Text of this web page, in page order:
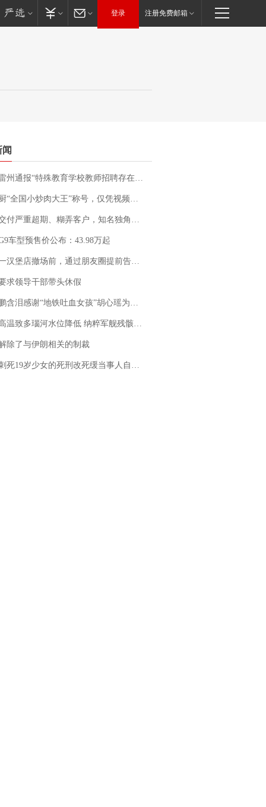
登录 注册免费邮箱
报“特殊教育学校教师招聘存在违规行为”：已启动问责程序 副校长被停职
国小炒肉大王”称号，仅凭视频评出？中国烹饪协会回应
糊弄客户，知名独角兽车企创始人回应：都没证据，将依法采取措施，“本人长期与美国交管局保持沟通，对方表示肯定”
车型预售价公布：43.98万起
前，通过朋友圈提前告知逐一退费，有顾客仅剩1元也全被退回，分文不少；顾客：言而有信，让人感动
求领导干部带头休假
吐血女孩”胡心瑶为嫣然天使捐99999元：这份捐赠太沉重，尊重其捐赠意愿，个人向胡心瑶和她的病友之家各捐赠99999元
温致多瑙河水位降低 纳粹军舰残骸重见天日
除了与伊朗相关的制裁
岁少女的死刑改死缓当事人自述：出狱11年间始终刻意躲避被害人家属